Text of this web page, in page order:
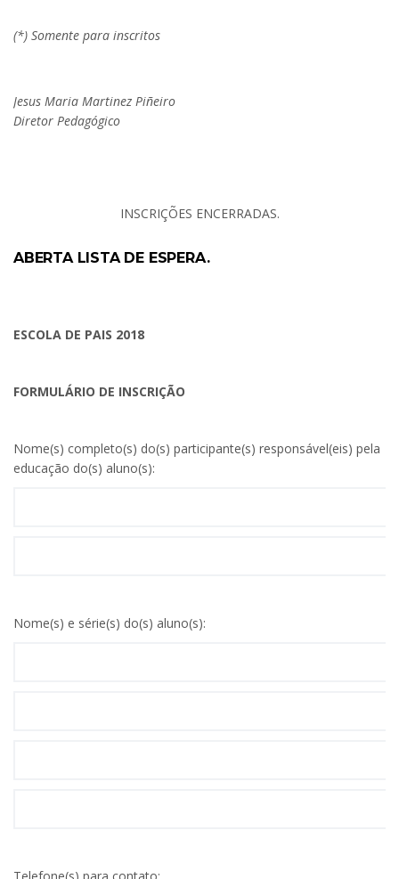
(*) Somente para inscritos
Jesus Maria Martinez Piñeiro
Diretor Pedagógico
INSCRIÇÕES ENCERRADAS.
ABERTA LISTA DE ESPERA.
ESCOLA DE PAIS 2018
FORMULÁRIO DE INSCRIÇÃO
Nome(s) completo(s) do(s) participante(s) responsável(eis) pela
educação do(s) aluno(s):
Nome(s) e série(s) do(s) aluno(s):